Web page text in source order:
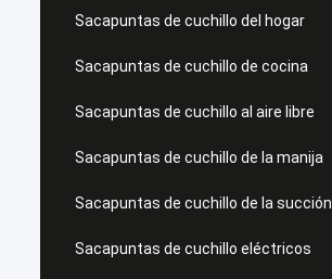
Sacapuntas de cuchillo del hogar
Sacapuntas de cuchillo de cocina
Sacapuntas de cuchillo al aire libre
Sacapuntas de cuchillo de la manija
Sacapuntas de cuchillo de la succión
Sacapuntas de cuchillo eléctricos